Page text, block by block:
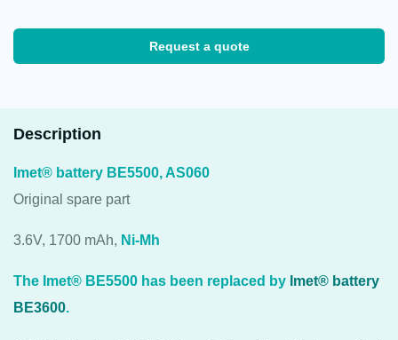
Request a quote
Description
Imet® battery BE5500, AS060
Original spare part
3.6V, 1700 mAh, Ni-Mh
The Imet® BE5500 has been replaced by Imet® battery
BE3600.